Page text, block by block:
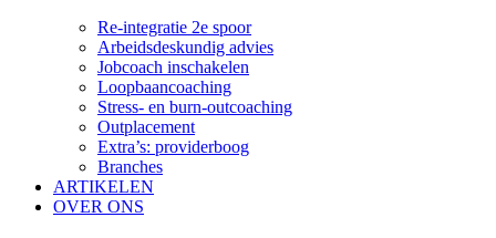
Re-integratie 2e spoor
Arbeidsdeskundig advies
Jobcoach inschakelen
Loopbaancoaching
Stress- en burn-outcoaching
Outplacement
Extra’s: providerboog
Branches
ARTIKELEN
OVER ONS